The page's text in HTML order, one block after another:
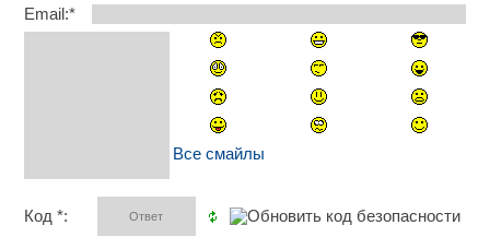
Email:*
Все смайлы
Код *: